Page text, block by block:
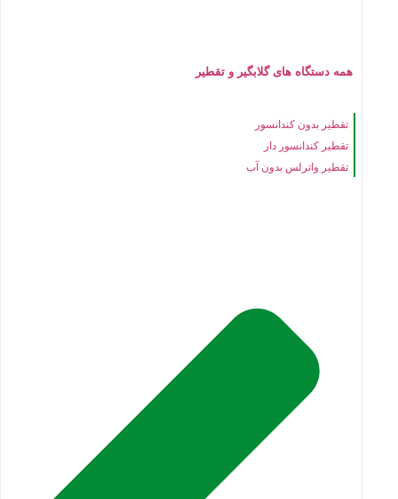
همه دستگاه های گلابگیر و تقطیر
تقطیر بدون کندانسور
تقطیر کندانسور دار
تقطیر واترلس بدون آب